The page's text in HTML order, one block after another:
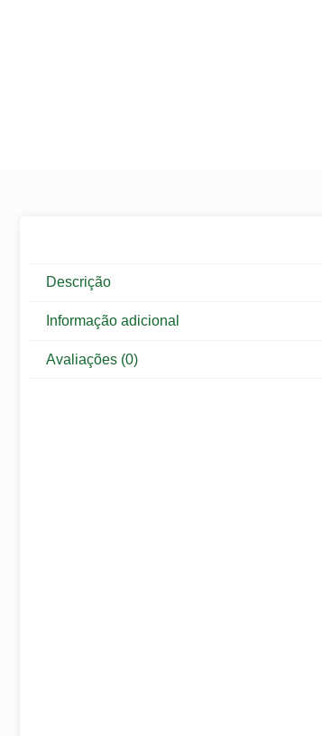
Descrição
Informação adicional
Avaliações (0)